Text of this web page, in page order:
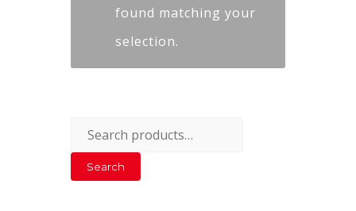
found matching your
selection.
Search
for:
Search